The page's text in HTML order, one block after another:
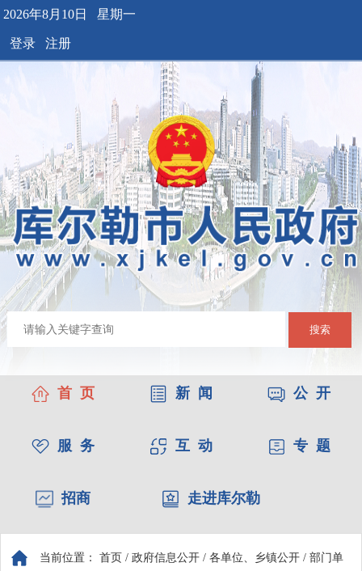
2026年8月10日 星期一
登录 注册
搜索
首 页 新 闻 公 开
服 务 互 动 专 题
招商 走进库尔勒
当前位置： 首页 / 政府信息公开 / 各单位、乡镇公开 / 部门单